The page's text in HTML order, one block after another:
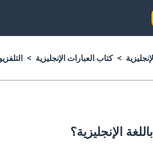
كتاب العبارات الإنجليزية
باللغة الإنجليزية؟